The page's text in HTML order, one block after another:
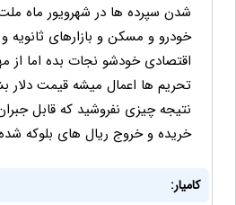
شدن سپرده ها در شهرویور ماه
خودرو و مسکن و بازارهای ثانویه
اقتصادی خودشو نجات بده اما از
تحریم ها اعمال میشه قیمت
نتیجه چیزی نفروشید که قابل
خریده و خروج ریال های بلوکه
کامیار: